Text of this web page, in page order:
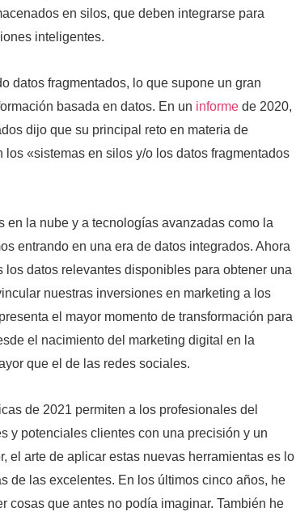
en silos, que deben integrarse para
inteligentes.
datos fragmentados, lo que supone un gran
basada en datos. En un informede 2020,
dijo que su principal reto en materia de
«sistemas en silos y/o los datos fragmentados
en la nube y a tecnologías avanzadas como la
entrando en una era de datos integrados. Ahora
los datos relevantes disponibles para obtener una
nuestras inversiones en marketing a los
el mayor momento de transformación para
el nacimiento del marketing digital en la
que el de las redes sociales.
de 2021 permiten a los profesionales del
y potenciales clientes con una precisión y un
el arte de aplicar estas nuevas herramientas es lo
de las excelentes. En los últimos cinco años, he
cosas que antes no podía imaginar. También he